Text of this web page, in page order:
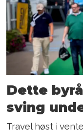
Dette
sving
Travel høst i